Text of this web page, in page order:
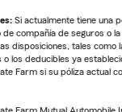
Si actualmente tiene una
compañía de seguros o
disposiciones, tales como
los deducibles ya
Farm si su póliza actual